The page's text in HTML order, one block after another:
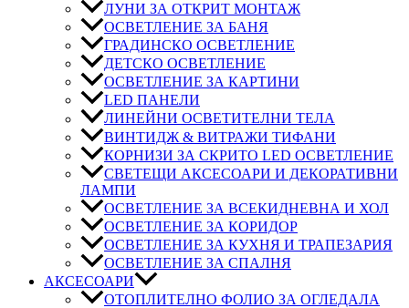
ЛУНИ ЗА ОТКРИТ МОНТАЖ
ОСВЕТЛЕНИЕ ЗА БАНЯ
ГРАДИНСКО ОСВЕТЛЕНИЕ
ДЕТСКО ОСВЕТЛЕНИЕ
ОСВЕТЛЕНИЕ ЗА КАРТИНИ
LED ПАНЕЛИ
ЛИНЕЙНИ ОСВЕТИТЕЛНИ ТЕЛА
ВИНТИДЖ & ВИТРАЖИ ТИФАНИ
КОРНИЗИ ЗА СКРИТО LED ОСВЕТЛЕНИЕ
СВЕТЕЩИ АКСЕСОАРИ И ДЕКОРАТИВНИ
ЛАМПИ
ОСВЕТЛЕНИЕ ЗА ВСЕКИДНЕВНА И ХОЛ
ОСВЕТЛЕНИЕ ЗА КОРИДОР
ОСВЕТЛЕНИЕ ЗА КУХНЯ И ТРАПЕЗАРИЯ
ОСВЕТЛЕНИЕ ЗА СПАЛНЯ
АКСЕСОАРИ
ОТОПЛИТЕЛНО ФОЛИО ЗА ОГЛЕДАЛА